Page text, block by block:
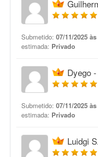
Submetido: 07/11/2025 às
estimada: Privado
Dyego
Submetido: 07/11/2025
estimada: Privado
Luidgi